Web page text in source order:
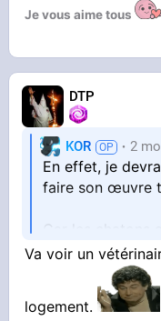
bloque les
Je vous aime tous
DTP
KOR 2
En effet, je
faire son œuvre
Car les
syndrome aussi
Va voir un
logement.